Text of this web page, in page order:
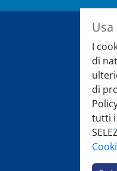
I
di
di
tutti i